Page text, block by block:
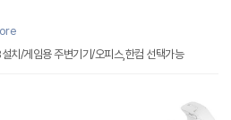
치/게임용 주변기기/오피스,한컴 선택가능